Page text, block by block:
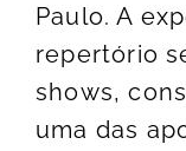
Paulo. A
repertório
shows,
uma das